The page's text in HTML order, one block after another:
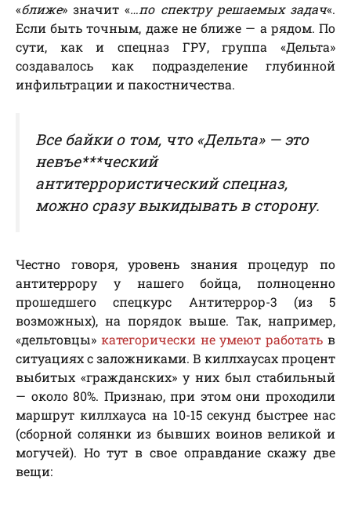
«ближе» значит «…по спектру решаемых задач«.
Если быть точным, даже не ближе — а рядом. По
сути, как и спецназ ГРУ, группа «Дельта»
создавалось как подразделение глубинной
инфильтрации и пакостничества.
Все байки о том, что «Дельта» — это
невъе***ческий
антитеррористический спецназ,
можно сразу выкидывать в сторону.
Честно говоря, уровень знания процедур по
антитеррору у нашего бойца, полноценно
прошедшего спецкурс Антитеррор-3 (из 5
возможных), на порядок выше. Так, например,
«дельтовцы» категорически не умеют работать в
ситуациях с заложниками. В киллхаусах процент
выбитых «гражданских» у них был стабильный
— около 80%. Признаю, при этом они проходили
маршрут киллхауса на 10-15 секунд быстрее нас
(сборной солянки из бывших воинов великой и
могучей). Но тут в свое оправдание скажу две
вещи: